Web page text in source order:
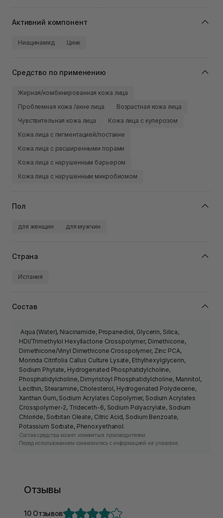
Активний компонент
Ниацинамид Цинк
Средство по применению
Жирная/комбинированная кожа лица
Проблемная кожа /акне лица
Возрастная кожа лица
Чувствительная кожа лица
Кожа лица с куперозом
Кожа лица с пигментацией/постакне
Кожа лица с расширенными порами
Кожа лица с нарушенным барьером
Кожа лица с нарушенным микробиомом
Пол
для женщин для мужчин
Страна
Испания
Состав
Aqua (Water), Niacinamide, Propanediol, Glycerin, Silica,
HDI/Trimethylol Hexyllactone Crosspolymer, Dimethicone,
Dimethicone/Vinyl Dimethicone Crosspolymer, Zinc PCA,
Morinda Citrifolia Callus Culture Lysate, Ethylhexylglycerin,
Sodium Phytate, Hydrogenated Phosphatidylcholine,
Phosphatidylcholine, Dimyristoyl Phosphatidylcholine, Mannitol,
Lecithin, Stearamine, Cholesterol, Hydrogenated Polydecene,
Xanthan Gum, Sodium Acrylates Copolymer, Sodium Acrylates
Crosspolymer-2, Trideceth-6, Sodium Polyacrylate, Sodium
Chloride, Sorbitan Oleate, Citric Acid, Sodium Benzoate,
Potassium Sorbate, Phenoxyethanol.
Состав средства может изменяться производителем.
Перед использованием ознакомьтесь с информацией на упаковке.
Отзывы
10 Отзывов